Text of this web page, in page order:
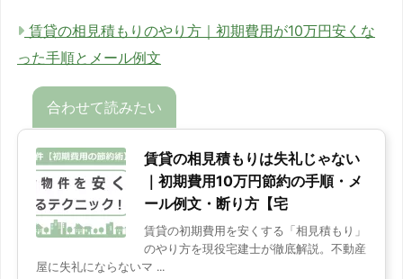
賃貸の相見積もりのやり方｜初期費用が10万円安くな
った手順とメール例文
賃貸の相見積もりは失礼じゃない
｜初期費用10万円節約の手順・メ
ール例文・断り方【宅
賃貸の初期費用を安くする「相見積もり」
のやり方を現役宅建士が徹底解説。不動産
屋に失礼にならないマ ...